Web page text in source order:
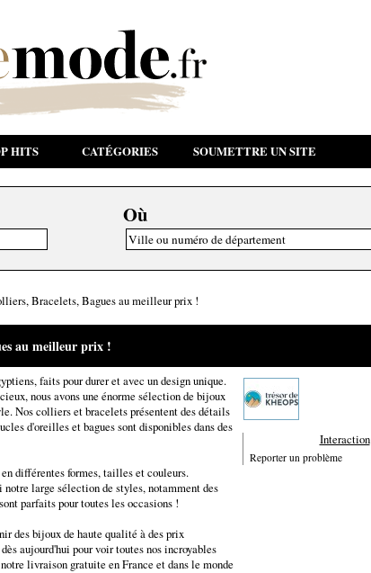
HITS CATÉGORIES SOUMETTRE UN SITE
Où
Bracelets, Bagues au meilleur prix !
au meilleur prix !
faits pour durer et avec un design unique.
nous avons une énorme sélection de bijoux
Nos colliers et bracelets présentent des détails
d'oreilles et bagues sont disponibles dans des
différentes formes, tailles et couleurs.
large sélection de styles, notamment des
parfaits pour toutes les occasions !
des bijoux de haute qualité à des prix
aujourd'hui pour voir toutes nos incroyables
livraison gratuite en France et dans le monde
Interaction
Reporter un problème